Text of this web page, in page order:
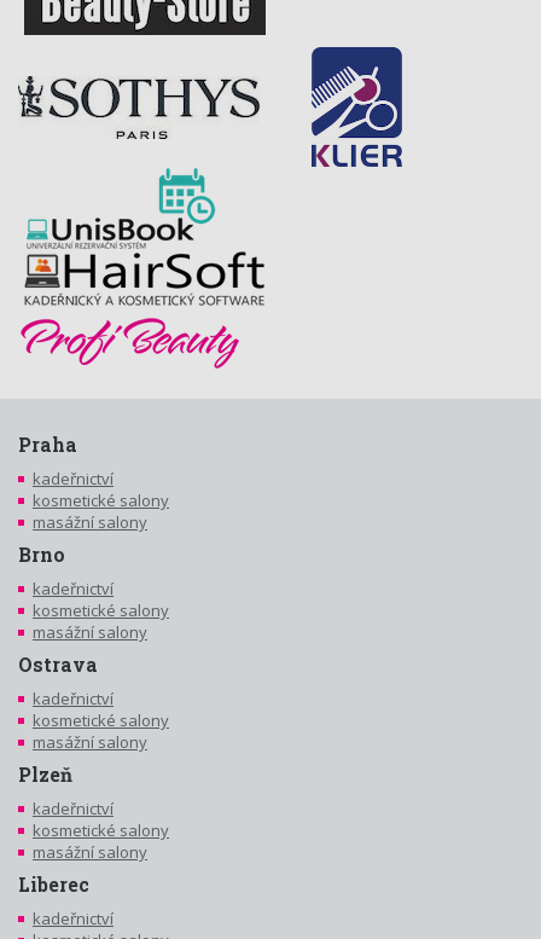
Praha
kadeřnictví
kosmetické salony
masážní salony
Brno
kadeřnictví
kosmetické salony
masážní salony
Ostrava
kadeřnictví
kosmetické salony
masážní salony
Plzeň
kadeřnictví
kosmetické salony
masážní salony
Liberec
kadeřnictví